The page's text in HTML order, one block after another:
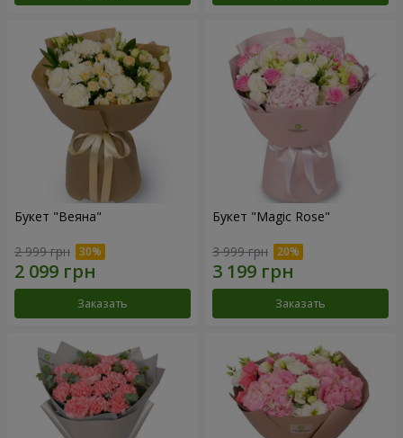
Букет "Веяна"
2 999 грн
Заказать
Букет "Magic Rose"
3 999 грн
Заказать